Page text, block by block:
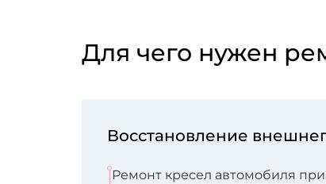
Для чего нужен
Восстановление
Ремонт кресел автомобиля